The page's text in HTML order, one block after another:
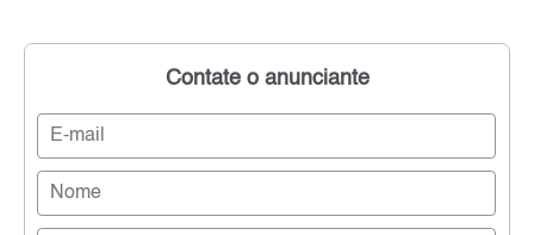
Contate o anunciante